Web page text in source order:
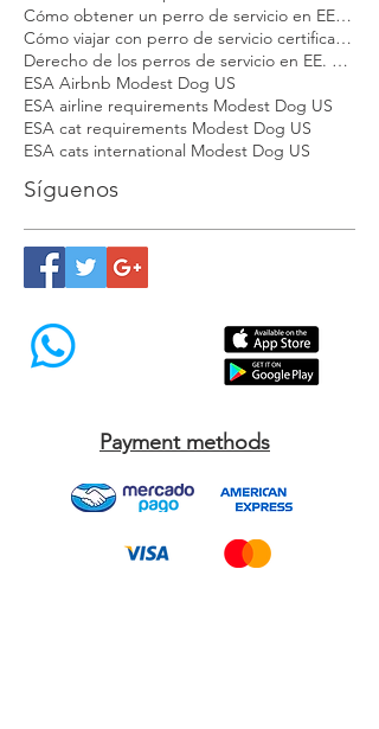
Cómo obtener un perro de servicio en EE. UU.
Cómo viajar con perro de servicio certificado en EE. UU.
Derecho de los perros de servicio en EE. UU.
ESA Airbnb Modest Dog US
ESA airline requirements Modest Dog US
ESA cat requirements Modest Dog US
ESA cats international Modest Dog US
Síguenos
Payment methods